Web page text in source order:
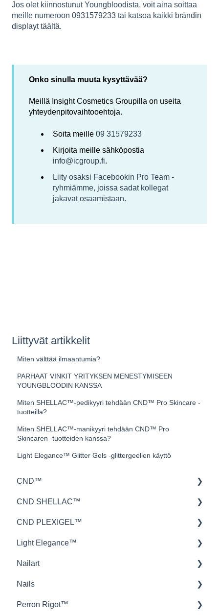
Jos olet kiinnostunut Youngbloodista, voit aina soittaa
meille numeroon 0931579233 tai katsoa kaikki brändin
displayt täältä.
Onko sinulla muuta kysyttävää?
Meillä Insight Cosmetics Groupilla on useita
yhteydenpitovaihtooehtoja.
Soita meille 09 31579233
Kirjoita meille sähköpostia
info@icgroup.fi.
Liity osaksi Facebookin Pro Team -
ryhmiämme, joissa sadat kollegat
jakavat osaamistaan.
Liittyvät artikkelit
Miten välttää ilmaantumia?
PARHAAT VINKIT YRITYKSEN MENESTYMISEEN
YOUNGBLOODIN KANSSA
Miten SHELLAC™-pedikyyri tehdään CND™ Pro Skincare -
tuotteilla?
Miten SHELLAC™-manikyyri tehdään CND™ Pro
Skincaren -tuotteiden kanssa?
Light Elegance™ Glitter Gels -glittergeelien käyttö
CND™
Retention™
CND™ Brisa
Nailcare
Teoria
CND SHELLAC™
lakkauksen kesto
levitys
tuotetieto
Kovetus
Shellac-lakkauksen poisto
CND PLEXIGEL™
Levitys
Tuotteet
Troubleshooting
Light Elegance™
Gels
Tekniikka
P+ Soak Off Gel Polish
Nailart
Stamping
Askelsuunnitelma
Nails
Viilat
Perron Rigot™